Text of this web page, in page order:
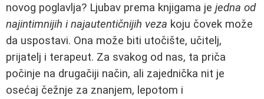
novog poglavlja? Ljubav prema knjigama je jedna od
najintimnijih i najautentičnijih veza koju čovek može
da uspostavi. Ona može biti utočište, učitelj,
prijatelj i terapeut. Za svakog od nas, ta priča
počinje na drugačiji način, ali zajednička nit je
osećaj čežnje za znanjem, lepotom i